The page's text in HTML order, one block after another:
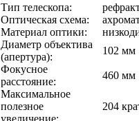
Тип телескопа:
Оптическая схема:
Материал оптики:
Диаметр объектива
(апертура):
102 мм
Фокусное
расстояние:
460 мм
Максимальное
полезное
увеличение:
204